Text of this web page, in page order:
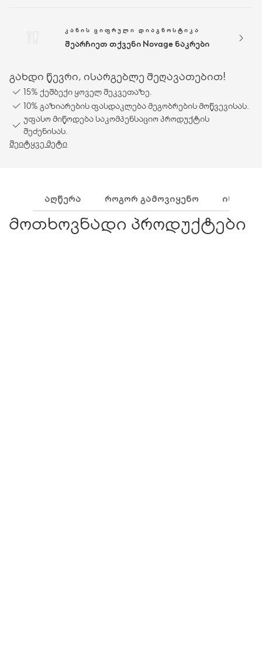
ᲙᲐᲜᲘᲡ ᲪᲘᲤᲠᲣᲚᲘ ᲓᲘᲐᲒᲜᲝᲡᲢᲘᲙᲐ
შეარჩიეთ თქვენი Novage ნაკრები
გახდი წევრი, ისარგებლე შეღავათებით!
15% ქეშბექი ყოველ შეკვეთაზე.
10% გაზიარების ფასდაკლება მეგობრების მოწვევისას.
უფასო მიწოდება საკომპენსაციო პროდუქტის
შეძენისას.
შეიტყვე მეტი
ᲐᲦᲬᲔᲠᲐ ᲠᲝᲒᲝᲠ ᲒᲐᲛᲝᲕᲘᲧᲔᲜᲝ
მოთხოვნადი პროდუქტები